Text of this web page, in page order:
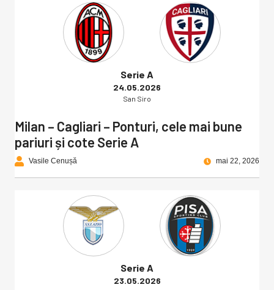
Serie A
24.05.2026
San Siro
Milan – Cagliari – Ponturi, cele mai bune
pariuri și cote Serie A
Vasile Cenușă mai 22, 2026
Serie A
23.05.2026